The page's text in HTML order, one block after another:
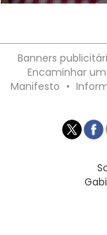
Banners
Encaminhar
Manifesto •